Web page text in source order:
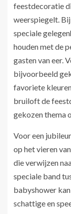
feestdecoratie
weerspiegelt.
speciale
houden met de
gasten van eer.
bijvoorbeeld
favoriete
bruiloft de
gekozen thema
Voor een
op het vieren
die verwijzen
speciale band
babyshower
schattige en